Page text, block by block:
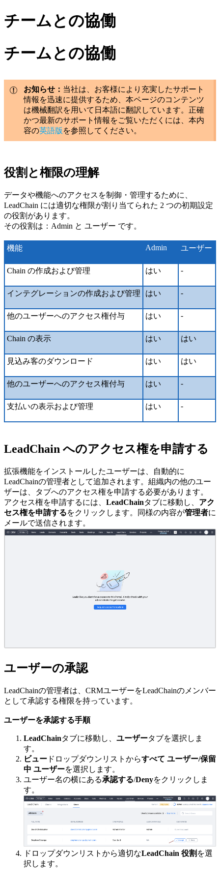
チームとの協働
チームとの協働
お知らせ： 当社は、お客様により充実したサポート
情報を迅速に提供するため、本ページのコンテンツ
は機械翻訳を用いて日本語に翻訳しています。正確
かつ最新のサポート情報をご覧いただくには、本内
容の英語版 を参照してください。
役割と権限の理解
データや機能へのアクセスを制御・管理するために、
LeadChain には適切な権限が割り当てられた 2 つの初期設定
の役割があります。
その役割は：Admin と ユーザー です。
機能 Admin ユーザー
Chain の作成および管理 はい -
インテグレーションの作成および管理 はい -
他のユーザーへのアクセス権付与 はい -
Chain の表示 はい はい
見込み客のダウンロード はい はい
他のユーザーへのアクセス権付与 はい -
支払いの表示および管理 はい -
LeadChain へのアクセス権を申請する
拡張機能をインストールしたユーザーは、自動的に
LeadChainの管理者として追加されます。組織内の他のユー
ザーは、タブへのアクセス権を申請する必要があります。
アクセス権を申請するには、 LeadChainタブに移動し、 アク
セス権を申請するをクリックします。同様の内容が管理者に
メールで送信されます。
ユーザーの承認
LeadChainの管理者は、CRMユーザーをLeadChainのメンバー
として承認する権限を持っています。
ユーザーを承認する手順
LeadChainタブに移動し、 ユーザータブを選択しま
す。
ビュー ドロップダウンリストからすべて ユーザー/保留
中 ユーザーを選択します。
ユーザー名の横にある承認する/Denyをクリックしま
す。
ドロップダウンリストから適切なLeadChain 役割 を選
択します。